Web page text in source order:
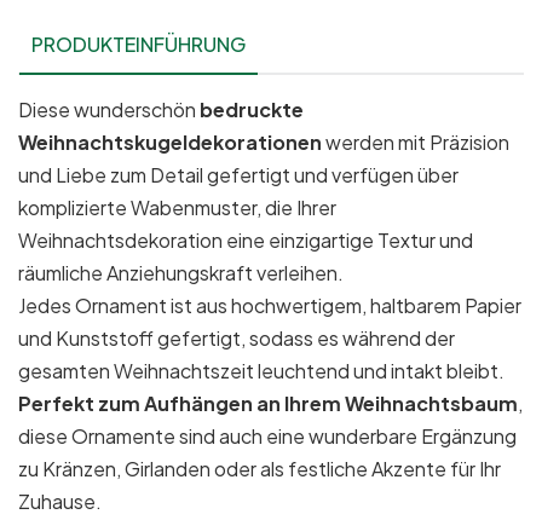
PRODUKTEINFÜHRUNG
Diese wunderschön bedruckte
Weihnachtskugeldekorationenwerden mit Präzision
und Liebe zum Detail gefertigt und verfügen über
komplizierte Wabenmuster, die Ihrer
Weihnachtsdekoration eine einzigartige Textur und
räumliche Anziehungskraft verleihen.
Jedes Ornament ist aus hochwertigem, haltbarem Papier
und Kunststoff gefertigt, sodass es während der
gesamten Weihnachtszeit leuchtend und intakt bleibt.
Perfekt zum Aufhängen an Ihrem Weihnachtsbaum,
diese Ornamente sind auch eine wunderbare Ergänzung
zu Kränzen, Girlanden oder als festliche Akzente für Ihr
Zuhause.